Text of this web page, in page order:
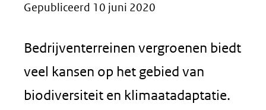
Gepubliceerd 10 juni 2020
Bedrijventerreinen vergroenen biedt
veel kansen op het gebied van
biodiversiteit en klimaatadaptatie.